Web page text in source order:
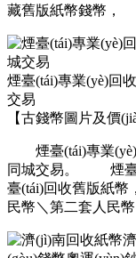
藏舊版紙幣錢幣，
煙臺(tái)專業(yè)回收
交易
【古錢幣圖片及價
煙臺(tái)專業(yè)回
同城交易。 煙
臺(tái)回收舊版紙幣
民幣＼第二套人民